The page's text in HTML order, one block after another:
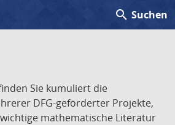
search Suchen
Sie kumuliert die
DFG-geförderter Projekte,
mathematische Literatur